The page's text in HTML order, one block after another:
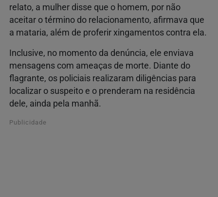
relato, a mulher disse que o homem, por não
aceitar o término do relacionamento, afirmava que
a mataria, além de proferir xingamentos contra ela.
Inclusive, no momento da denúncia, ele enviava
mensagens com ameaças de morte. Diante do
flagrante, os policiais realizaram diligências para
localizar o suspeito e o prenderam na residência
dele, ainda pela manhã.
Publicidade